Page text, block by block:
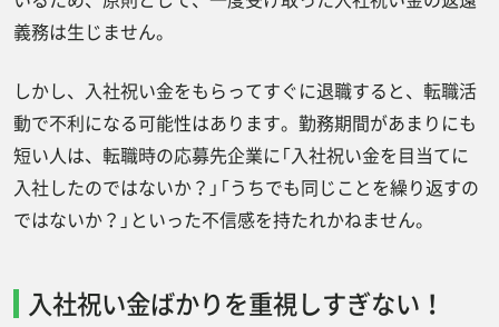
義務は生じません。
しかし、入社祝い金をもらってすぐに退職すると、転職活
動で不利になる可能性はあります。勤務期間があまりにも
短い人は、転職時の応募先企業に「入社祝い金を目当てに
入社したのではないか？」「うちでも同じことを繰り返すの
ではないか？」といった不信感を持たれかねません。
入社祝い金ばかりを重視しすぎない！